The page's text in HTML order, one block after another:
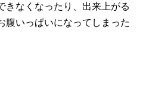
きなくなったり、出来上がる
腹いっぱいになってしまった